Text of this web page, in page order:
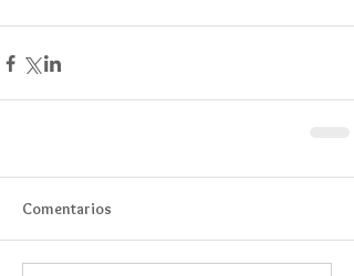
Comentarios